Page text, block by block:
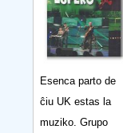
Esenca parto de
ĉiu UK estas la
muziko. Grupo